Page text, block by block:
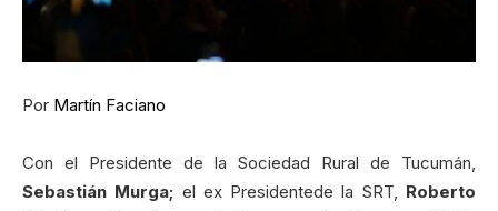
Por Martín Faciano
Con el Presidente de la Sociedad Rural de Tucumán,
Sebastián Murga; el ex Presidentede la SRT, Roberto